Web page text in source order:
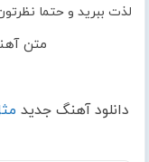
لذت ببرید و حتما
متن
دانلود آهنگ جدید